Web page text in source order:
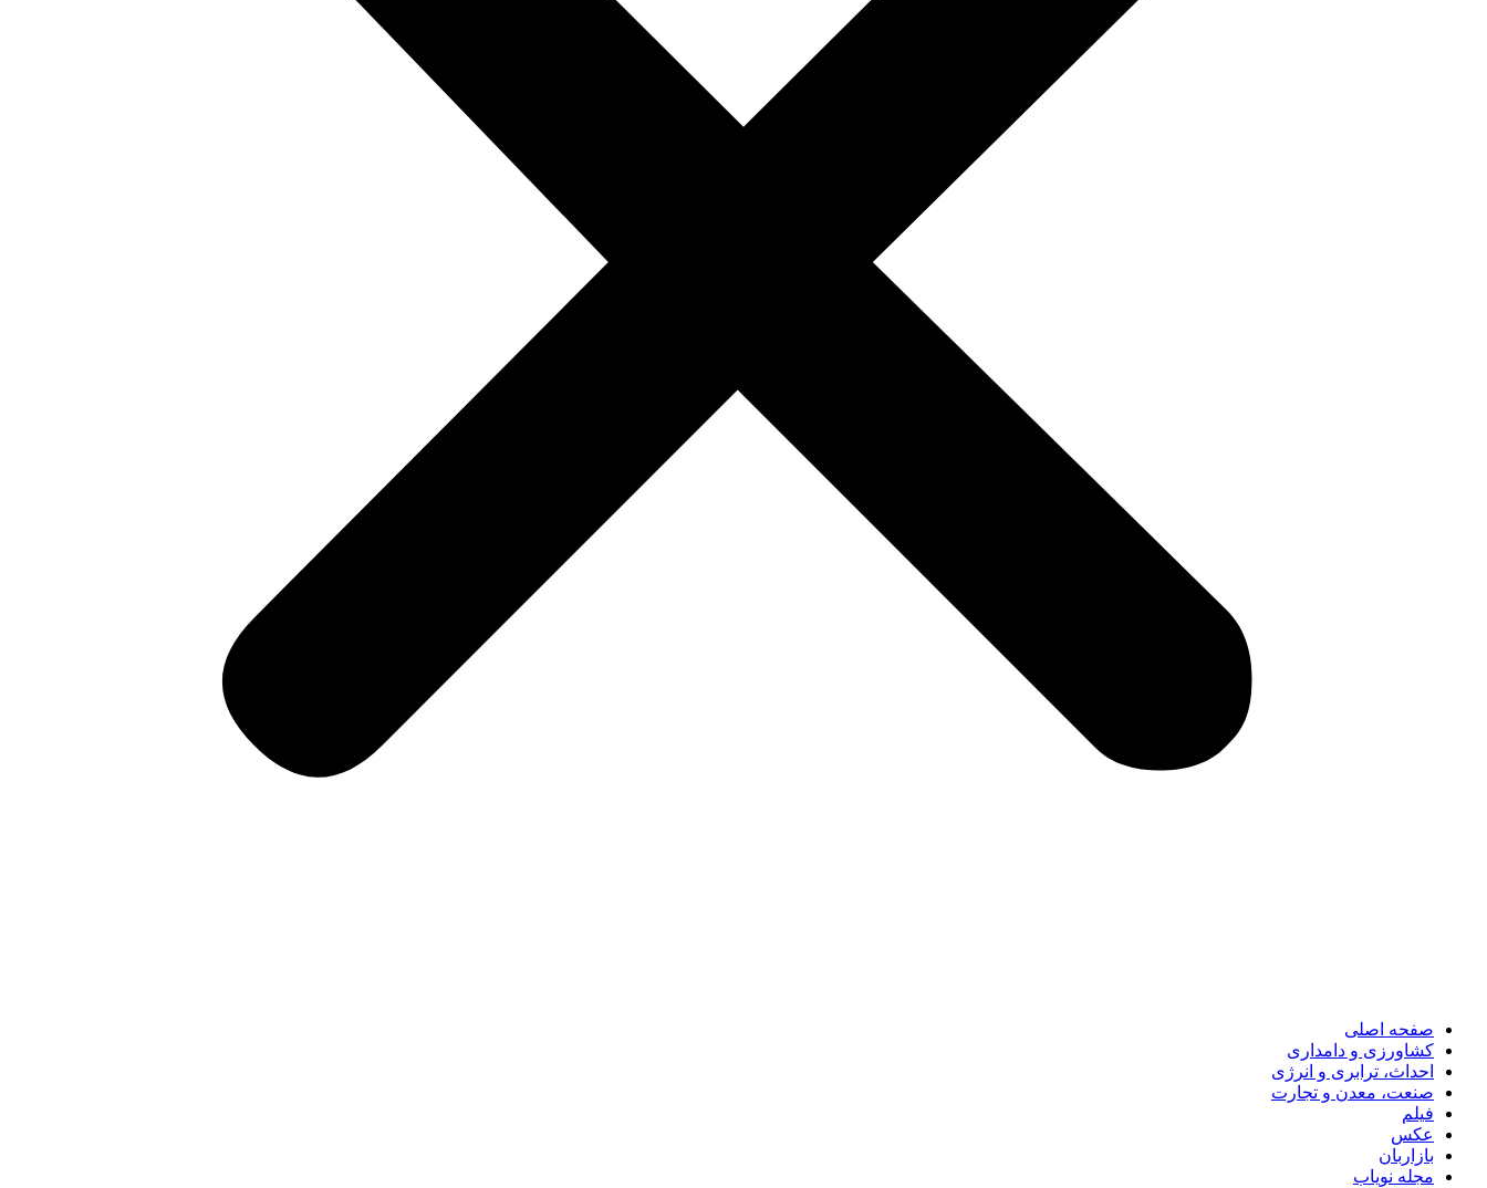
صفحه اصلی
کشاورزی و دامداری
احداث، ترابری و انرژی
صنعت، معدن و تجارت
فیلم
عکس
بازاربان
مجله نویاب